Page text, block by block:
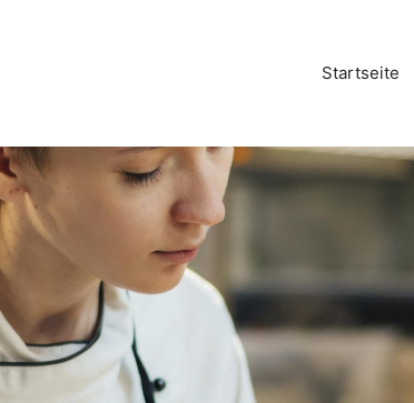
Startseite